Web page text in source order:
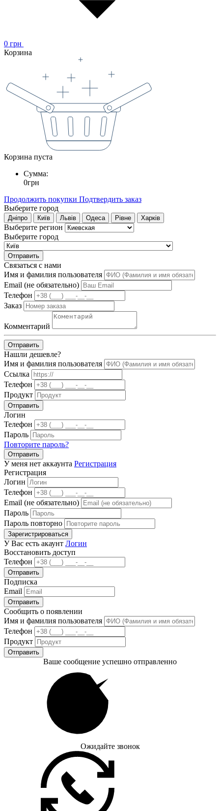
0 грн
Корзина
Корзина пуста
Сумма:
0грн
Продолжить покупки Подтвердить заказ
Выберите город
Дніпро Київ Львів Одеса Рівне Харків
Выберите регион
Выберите город
Отправить
Связаться с нами
Имя и фамилия пользователя
Email (не обязательно)
Телефон
Заказ
Комментарий
Отправить
Нашли дешевле?
Имя и фамилия пользователя
Ссылка
Телефон
Продукт
Отправить
Логин
Телефон
Пароль
Повторите пароль?
Отправить
У меня нет аккаунта Регистрация
Регистрация
Логин
Телефон
Email (не обязательно)
Пароль
Пароль повторно
Зарегистрироваться
У Вас есть акаунт Логин
Восстановить доступ
Телефон
Отправить
Подписка
Email
Отправить
Сообщить о появлении
Имя и фамилия пользователя
Телефон
Продукт
Отправить
Ваше сообщение успешно отправленно
Ожидайте звонок